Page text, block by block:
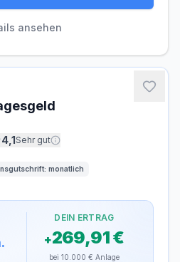
bis100.000 €
VERLÄNGERUNG
ansehen
4,1Sehr gut
monatlich
DEIN ERTRAG
+269,91 €
bei 10.000 € Anlage